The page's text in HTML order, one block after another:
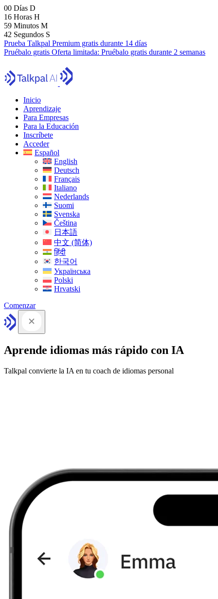
00 Días D
16 Horas H
59 Minutos M
41 Segundos S
Prueba Talkpal Premium gratis durante 14 días
Pruébalo gratis Oferta limitada: Pruébalo gratis durante 2 semanas
Inicio
Aprendizaje
Para Empresas
Para la Educación
Inscríbete
Acceder
Español
English
Deutsch
Français
Italiano
Nederlands
Suomi
Svenska
Čeština
日本語
中文 (简体)
हिंदी
한국어
Українська
Polski
Hrvatski
Comenzar
Aprende idiomas más rápido con IA
Talkpal convierte la IA en tu coach de idiomas personal